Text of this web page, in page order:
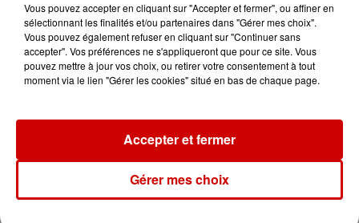
11h51
À LA UNE : affaire Manon
Amel Bent en...
Podcasts
Vous pouvez accepter en cliquant sur "Accepter et fermer", ou affiner en
sélectionnant les finalités et/ou partenaires dans "Gérer mes choix".
Vous pouvez également refuser en cliquant sur "Continuer sans
accepter". Vos préférences ne s'appliqueront que pour ce site. Vous
pouvez mettre à jour vos choix, ou retirer votre consentement à tout
moment via le lien "Gérer les cookies" situé en bas de chaque page.
Gérer mes choix
Accepter et fermer